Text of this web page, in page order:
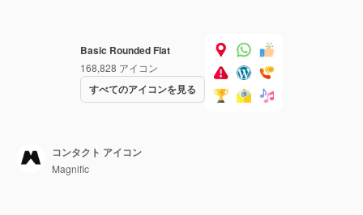
Basic Rounded Flat
168,828 アイコン
すべてのアイコンを見る
コンタクト アイコン
Magnific